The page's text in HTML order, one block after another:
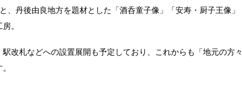
、丹後由良地方を題材とした「酒呑童子像」「安寿・厨子王像」
。
改札などへの設置展開も予定しており、これからも「地元の方々